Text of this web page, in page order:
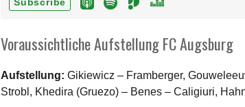
Voraussichtliche Aufstellung FC Augsburg
Aufstellung: Gikiewicz – Framberger,
Strobl, Khedira (Gruezo) – Benes – Caligiuri,